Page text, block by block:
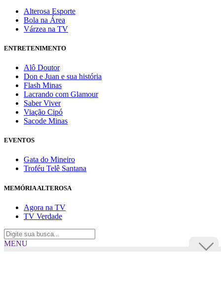
Alterosa Esporte
Bola na Área
Várzea na TV
ENTRETENIMENTO
Alô Doutor
Don e Juan e sua história
Flash Minas
Lacrando com Glamour
Saber Viver
Viação Cipó
Sacode Minas
EVENTOS
Gata do Mineiro
Troféu Telê Santana
MEMÓRIA ALTEROSA
Agora na TV
TV Verdade
MENU